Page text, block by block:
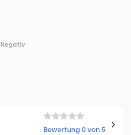
Negativ
Bewertung 0 von 5